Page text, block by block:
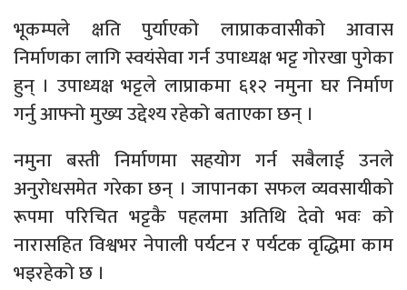
भूकम्पले क्षति पुर्याएको लाप्राकवासीको आवास
निर्माणका लागि स्वयंसेवा गर्न उपाध्यक्ष भट्ट गोरखा पुगेका
हुन् । उपाध्यक्ष भट्टले लाप्राकमा ६१२ नमुना घर निर्माण
गर्नु आफ्नो मुख्य उद्देश्य रहेको बताएका छन् ।
नमुना बस्ती निर्माणमा सहयोग गर्न सबैलाई उनले
अनुरोधसमेत गरेका छन् । जापानका सफल व्यवसायीको
रूपमा परिचित भट्टकै पहलमा अतिथि देवो भवः को
नारासहित विश्वभर नेपाली पर्यटन र पर्यटक वृद्धिमा काम
भइरहेको छ ।